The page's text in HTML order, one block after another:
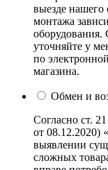
выезде нашего
монтажа
уточняйте у
по
магазина.
Обмен и
Согласно ст.
от 08.12.2020)
выявлении
сложных